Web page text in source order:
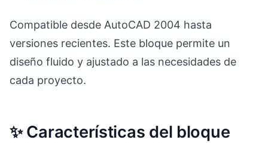
Compatible desde AutoCAD 2004 hasta
versiones recientes. Este bloque permite un
diseño fluido y ajustado a las necesidades de
cada proyecto.
✨ Características del bloque